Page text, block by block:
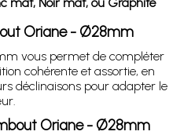
Oriane - Ø28mm
vous permet de compléter
cohérente et assortie, en
déclinaisons pour adapter le
Oriane - Ø28mm